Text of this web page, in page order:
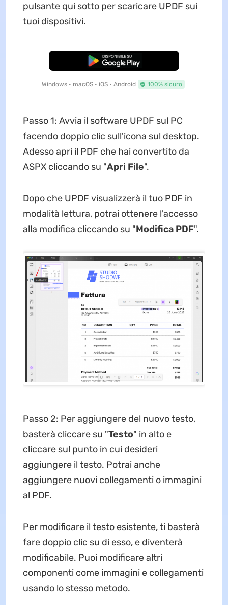
pulsante qui sotto per scaricare UPDF sui
tuoi dispositivi.
Download Gratis
Windows • macOS • iOS • Android 100% sicuro
Passo 1: Avvia il software UPDF sul PC
facendo doppio clic sull'icona sul desktop.
Adesso apri il PDF che hai convertito da
ASPX cliccando su "Apri File".
Dopo che UPDF visualizzerà il tuo PDF in
modalità lettura, potrai ottenere l'accesso
alla modifica cliccando su "Modifica PDF".
Passo 2: Per aggiungere del nuovo testo,
basterà cliccare su "Testo" in alto e
cliccare sul punto in cui desideri
aggiungere il testo. Potrai anche
aggiungere nuovi collegamenti o immagini
al PDF.
Per modificare il testo esistente, ti basterà
fare doppio clic su di esso, e diventerà
modificabile. Puoi modificare altri
componenti come immagini e collegamenti
usando lo stesso metodo.